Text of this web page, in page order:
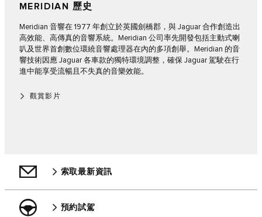
MERIDIAN 歷史
Meridian 音響在 1977 年創立於英國劍橋郡，與 Jaguar 合作創造出
高效能、高傳真的音響系統。Meridian 公司率先開發包括主動式喇
叭及世界首創數位環繞音響處理器在內的多項創舉。Meridian 的音
響技術因應 Jaguar 各車款的獨特環境調整，確保 Jaguar 駕駛在行
進中能享受流暢且不失真的音樂效能。
觀賞影片
索取最新資訊
預約試駕